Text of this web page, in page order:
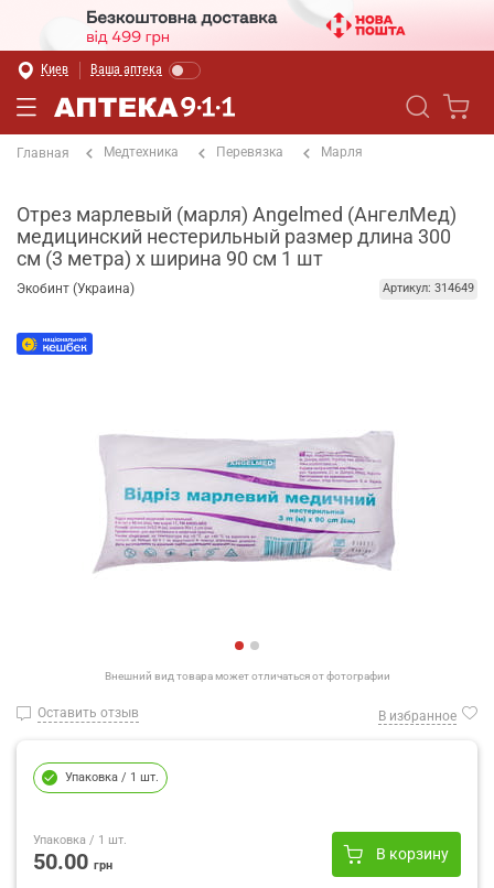
Киев Ваша аптека
Главная Медтехника Перевязка Марля
Отрез марлевый (марля) Angelmed (АнгелМед)
медицинский нестерильный размер длина 300
см (3 метра) х ширина 90 см 1 шт
Экобинт (Украина) Артикул: 314649
Внешний вид товара может отличаться от фотографии
Оставить отзыв В избранное
Упаковка / 1 шт.
Упаковка / 1 шт.
50.00 грн
В корзину